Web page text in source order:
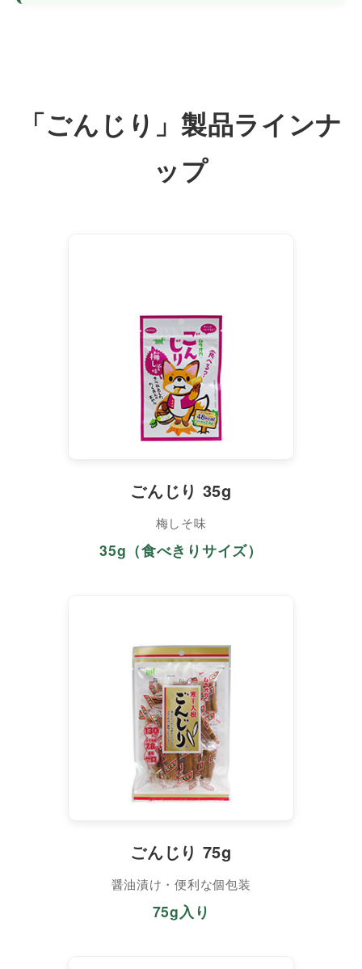
「ごんじり」製品ラインナ
ップ
ごんじり 35g
梅しそ味
35g（食べきりサイズ）
ごんじり 75g
醤油漬け・便利な個包装
75g入り